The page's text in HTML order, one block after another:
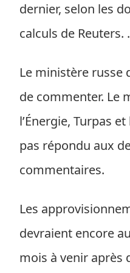
dernier, selon les
calculs de Reuters. .
Le ministère russe
de commenter. Le
l’Énergie, Turpas
pas répondu aux
commentaires.
Les
devraient encore
mois à venir après